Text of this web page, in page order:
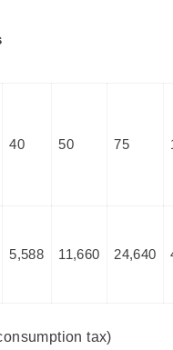
40 50 75
5,588 11,660 24,640
tax)